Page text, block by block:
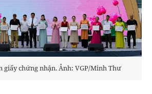
giấy chứng nhận. Ảnh: VGP/Minh Thư